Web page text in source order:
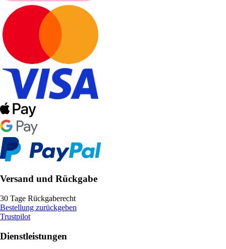
Versand und Rückgabe
30 Tage Rückgaberecht
Bestellung zurückgeben
Trustpilot
Dienstleistungen